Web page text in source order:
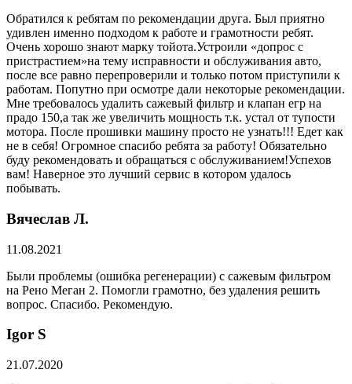
Обратился к ребятам по рекомендации друга. Был приятно
удивлен именно подходом к работе и грамотности ребят.
Очень хорошо знают марку тойота.Устроили «допрос с
пристрастием»на тему исправности и обслуживания авто,
после все равно перепроверили и только потом приступили к
работам. Попутно при осмотре дали некоторые рекомендации.
Мне требовалось удалить сажевый фильтр и клапан егр на
прадо 150,а так же увеличить мощность т.к. устал от тупости
мотора. После прошивки машину просто не узнать!!! Едет как
не в себя! Огромное спасибо ребята за работу! Обязательно
буду рекомендовать и обращаться с обслуживанием!Успехов
вам! Наверное это лучший сервис в котором удалось
побывать.
Вячеслав Л.
11.08.2021
Были проблемы (ошибка регенерации) с сажевым фильтром
на Рено Меган 2. Помогли грамотно, без удаления решить
вопрос. Спасибо. Рекомендую.
​Igor S
21.07.2020